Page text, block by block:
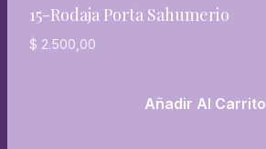
15-Rodaja Porta Sahumerio
$ 2.500,00
Añadir Al Carrito